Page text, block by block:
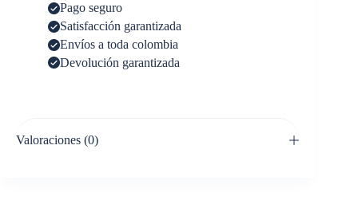
Pago seguro
Satisfacción garantizada
Envíos a toda colombia
Devolución garantizada
Valoraciones (0)